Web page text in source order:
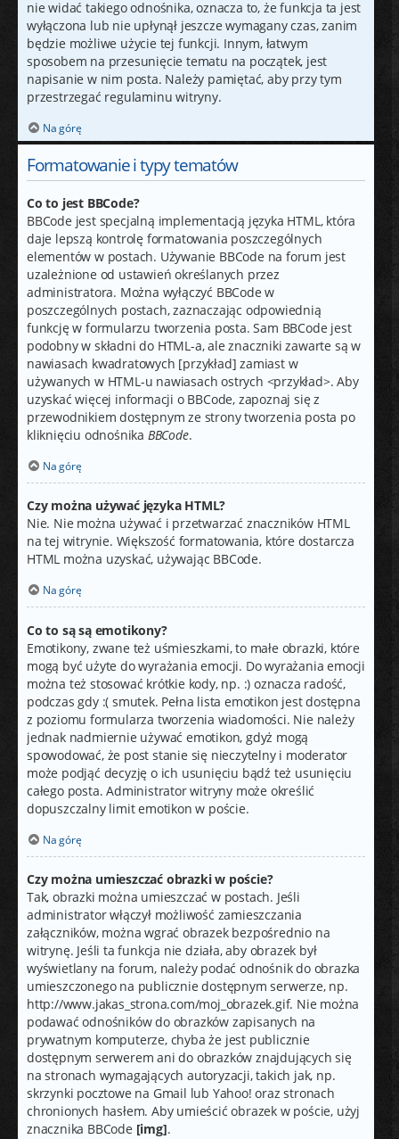
nie widać takiego odnośnika, oznacza to, że funkcja ta jest
wyłączona lub nie upłynął jeszcze wymagany czas, zanim
będzie możliwe użycie tej funkcji. Innym, łatwym
sposobem na przesunięcie tematu na początek, jest
napisanie w nim posta. Należy pamiętać, aby przy tym
przestrzegać regulaminu witryny.
Na górę
Formatowanie i typy tematów
Co to jest BBCode?
BBCode jest specjalną implementacją języka HTML, która
daje lepszą kontrolę formatowania poszczególnych
elementów w postach. Używanie BBCode na forum jest
uzależnione od ustawień określanych przez
administratora. Można wyłączyć BBCode w
poszczególnych postach, zaznaczając odpowiednią
funkcję w formularzu tworzenia posta. Sam BBCode jest
podobny w składni do HTML-a, ale znaczniki zawarte są w
nawiasach kwadratowych [przykład] zamiast w
używanych w HTML-u nawiasach ostrych <przykład>. Aby
uzyskać więcej informacji o BBCode, zapoznaj się z
przewodnikiem dostępnym ze strony tworzenia posta po
kliknięciu odnośnika BBCode.
Na górę
Czy można używać języka HTML?
Nie. Nie można używać i przetwarzać znaczników HTML
na tej witrynie. Większość formatowania, które dostarcza
HTML można uzyskać, używając BBCode.
Na górę
Co to są są emotikony?
Emotikony, zwane też uśmieszkami, to małe obrazki, które
mogą być użyte do wyrażania emocji. Do wyrażania emocji
można też stosować krótkie kody, np. :) oznacza radość,
podczas gdy :( smutek. Pełna lista emotikon jest dostępna
z poziomu formularza tworzenia wiadomości. Nie należy
jednak nadmiernie używać emotikon, gdyż mogą
spowodować, że post stanie się nieczytelny i moderator
może podjąć decyzję o ich usunięciu bądź też usunięciu
całego posta. Administrator witryny może określić
dopuszczalny limit emotikon w poście.
Na górę
Czy można umieszczać obrazki w poście?
Tak, obrazki można umieszczać w postach. Jeśli
administrator włączył możliwość zamieszczania
załączników, można wgrać obrazek bezpośrednio na
witrynę. Jeśli ta funkcja nie działa, aby obrazek był
wyświetlany na forum, należy podać odnośnik do obrazka
umieszczonego na publicznie dostępnym serwerze, np.
http://www.jakas_strona.com/moj_obrazek.gif. Nie można
podawać odnośników do obrazków zapisanych na
prywatnym komputerze, chyba że jest publicznie
dostępnym serwerem ani do obrazków znajdujących się
na stronach wymagających autoryzacji, takich jak, np.
skrzynki pocztowe na Gmail lub Yahoo! oraz stronach
chronionych hasłem. Aby umieścić obrazek w poście, użyj
znacznika BBCode [img].